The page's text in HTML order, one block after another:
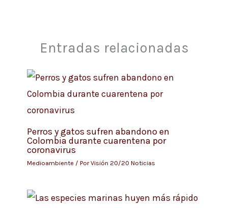
Entradas relacionadas
Perros y gatos sufren abandono en
Colombia durante cuarentena por
coronavirus
Medioambiente/ PorVisión 20/20 Noticias